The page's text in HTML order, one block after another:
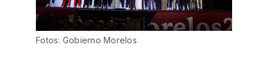
Fotos: Gobierno Morelos